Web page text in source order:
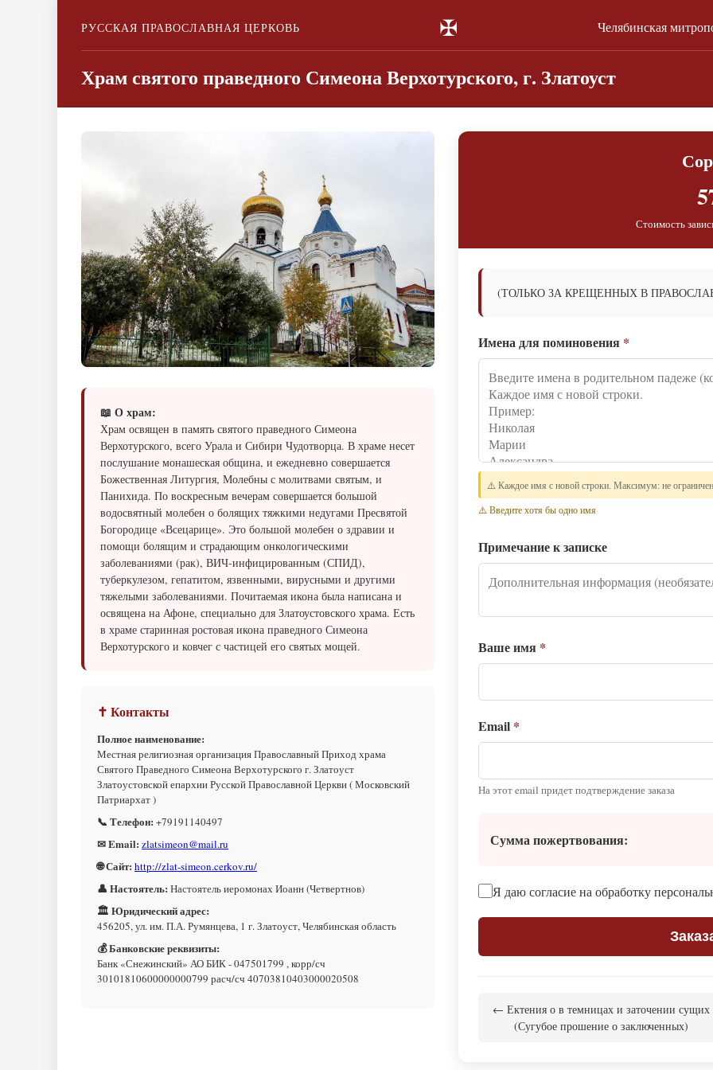
РУССКАЯ ПРАВОСЛАВНАЯ ЦЕРКОВЬ ✠ Челябинская
Храм святого праведного Симеона Верхотурского, г. Златоуст
📖 О храм:
Храм освящен в память святого праведного Симеона
Верхотурского, всего Урала и Сибири Чудотворца. В храме несет
послушание монашеская община, и ежедневно совершается
Божественная Литургия, Молебны с молитвами святым, и
Панихида. По воскресным вечерам совершается большой
водосвятный молебен о болящих тяжкими недугами Пресвятой
Богородице «Всецарице». Это большой молебен о здравии и
помощи болящим и страдающим онкологическими
заболеваниями (рак), ВИЧ-инфицированным (СПИД),
туберкулезом, гепатитом, язвенными, вирусными и другими
тяжелыми заболеваниями. Почитаемая икона была написана и
освящена на Афоне, специально для Златоустовского храма. Есть
в храме старинная ростовая икона праведного Симеона
Верхотурского и ковчег с частицей его святых мощей.
✝ Контакты
Полное наименование:
Местная религиозная организация Православный Приход храма
Святого Праведного Симеона Верхотурского г. Златоуст
Златоустовской епархии Русской Православной Церкви ( Московский
Патриархат )
📞 Телефон: +79191140497
✉ Email: zlatsimeon@mail.ru
🌐 Сайт: http://zlat-simeon.cerkov.ru/
👤 Настоятель: Настоятель иеромонах Иоанн (Четвертнов)
🏛 Юридический адрес:
456205, ул. им. П.А. Румянцева, 1 г. Златоуст, Челябинская область
💰 Банковские реквизиты:
Банк «Снежинский» АО БИК - 047501799 , корр/сч
30101810600000000799 расч/сч 40703810403000020508
Стоимость
(ТОЛЬКО ЗА КРЕЩЕННЫХ В
Имена для поминовения *
⚠️ Каждое имя с новой строки. Максимум: не
⚠️ Введите хотя бы одно имя
Примечание к записке
Ваше имя *
Email *
На этот email придет подтверждение заказа
Сумма пожертвования:
Я даю согласие на обработку
← Ектения о в темницах и заточении сущих
(Сугубое прошение о заключенных)